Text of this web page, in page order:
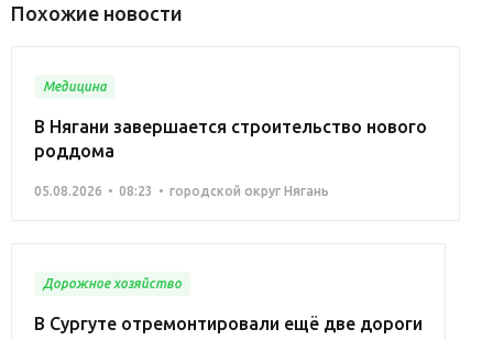
Похожие новости
Медицина
В Нягани завершается строительство нового
роддома
05.08.2026 08:23 городской округ Нягань
Дорожное хозяйство
В Сургуте отремонтировали ещё две дороги